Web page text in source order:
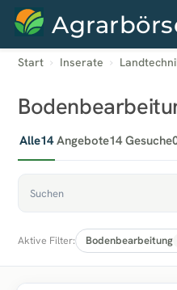
Start Inserate
Alle14 Angebote14 Gesuche
Aktive Filter: Bodenbearbeitung